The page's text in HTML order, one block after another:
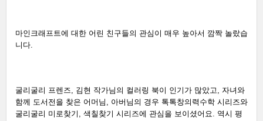
마인크래프트에 대한 어린 친구들의 관심이 매우 높아서 깜짝 놀랐습
니다.
굴리굴리 프렌즈, 김현 작가님의 컬러링 북이 인기가 많았고, 자녀와
함께 도서전을 찾은 어머님, 아버님의 경우 톡톡창의력수학 시리즈와
굴리굴리 미로찾기, 색칠찾기 시리즈에 관심을 보이셨어요. 역시 평